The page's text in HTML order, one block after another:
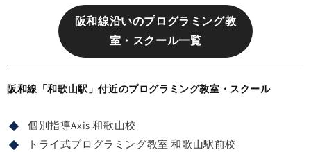
阪和線沿いのプログラミング教
室・スクール一覧
阪和線「和歌山駅」付近のプログラミング教室・スクール
個別指導Axis 和歌山校
トライ式プログラミング教室 和歌山駅前校